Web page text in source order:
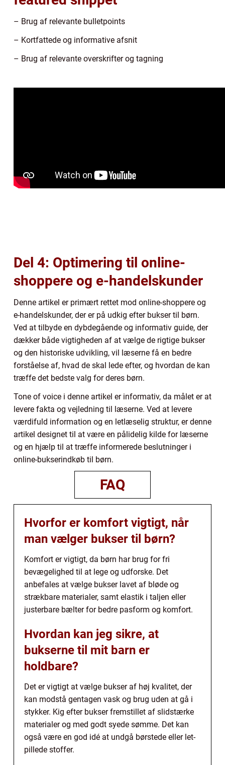
– Brug af relevante bulletpoints
– Kortfattede og informative afsnit
– Brug af relevante overskrifter og tagning
Del 4: Optimering til online-
shoppere og e-handelskunder
Denne artikel er primært rettet mod online-shoppere og
e-handelskunder, der er på udkig efter bukser til børn.
Ved at tilbyde en dybdegående og informativ guide, der
dækker både vigtigheden af at vælge de rigtige bukser
og den historiske udvikling, vil læserne få en bedre
forståelse af, hvad de skal lede efter, og hvordan de kan
træffe det bedste valg for deres børn.
Tone of voice i denne artikel er informativ, da målet er at
levere fakta og vejledning til læserne. Ved at levere
værdifuld information og en letlæselig struktur, er denne
artikel designet til at være en pålidelig kilde for læserne
og en hjælp til at træffe informerede beslutninger i
online-bukserindkøb til børn.
FAQ
Hvorfor er komfort vigtigt, når
man vælger bukser til børn?
Komfort er vigtigt, da børn har brug for fri
bevægelighed til at lege og udforske. Det
anbefales at vælge bukser lavet af bløde og
strækbare materialer, samt elastik i taljen eller
justerbare bælter for bedre pasform og komfort.
Hvordan kan jeg sikre, at
bukserne til mit barn er
holdbare?
Det er vigtigt at vælge bukser af høj kvalitet, der
kan modstå gentagen vask og brug uden at gå i
stykker. Kig efter bukser fremstillet af slidstærke
materialer og med godt syede sømme. Det kan
også være en god idé at undgå børstede eller let-
pillede stoffer.